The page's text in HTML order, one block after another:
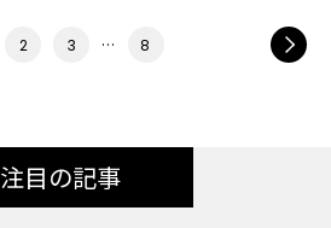
2 3 … 8
注目の記事